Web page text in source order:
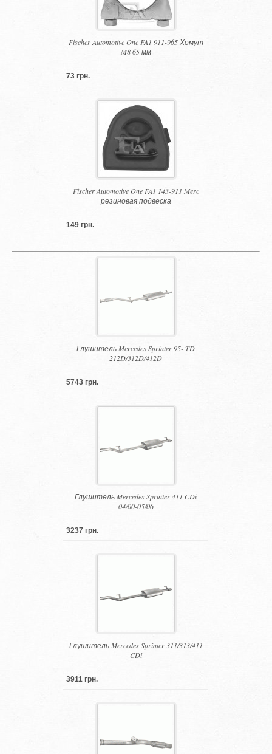
Fischer Automotive One FA1 911-965 Хомут
M8 65 мм
73 грн.
Fischer Automotive One FA1 143-911 Merc
резиновая подвеска
149 грн.
Глушитель Mercedes Sprinter 95- TD
212D/312D/412D
5743 грн.
Глушитель Mercedes Sprinter 411 CDi
04/00-05/06
3237 грн.
Глушитель Mercedes Sprinter 311/313/411
CDi
3911 грн.